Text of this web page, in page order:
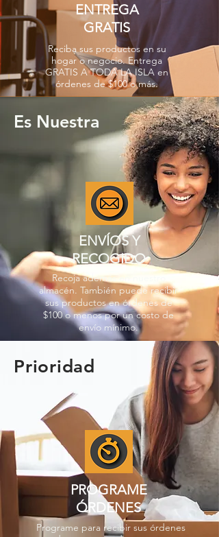
ENTREGA
GRATIS
Reciba sus productos en su
hogar o negocio. Entrega
GRATIS A TODA LA ISLA en
órdenes de $100 o más.
Es Nuestra
ENVÍOS Y
RECOGIDO
Recoja además en nuestro
almacén. También puede recibir
sus productos en órdenes de
$100 o menos por un costo de
envío mínimo.
Prioridad
PROGRAME
ÓRDENES
Programe para recibir sus órdenes